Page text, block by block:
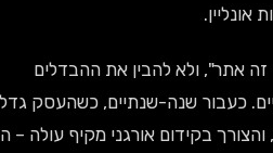
ולא להבין את ההבדלים
שנה-שנתיים, כשהעסק גדל,
בקידום אורגני מקיף עולה – הם